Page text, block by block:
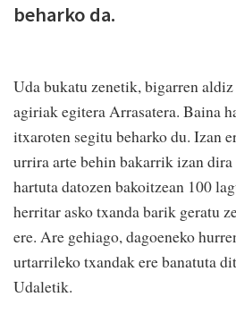
beharko da.
Uda bukatu zenetik, bigarren
agiriak egitera Arrasatera. Baina
itxaroten segitu beharko du. Izan
urrira arte behin bakarrik izan
hartuta datozen bakoitzean 100
herritar asko txanda barik geratu
ere. Are gehiago, dagoeneko
urtarrileko txandak ere banatuta
Udaletik.